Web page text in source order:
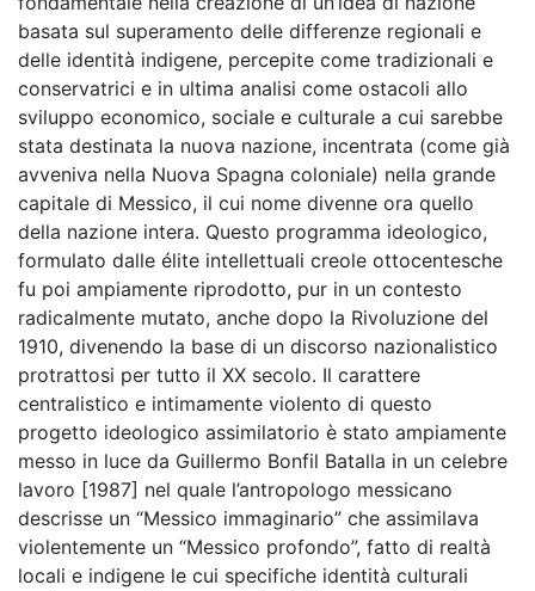
basata sul superamento delle differenze regionali e
delle identità indigene, percepite come tradizionali e
conservatrici e in ultima analisi come ostacoli allo
sviluppo economico, sociale e culturale a cui sarebbe
stata destinata la nuova nazione, incentrata (come già
avveniva nella Nuova Spagna coloniale) nella grande
capitale di Messico, il cui nome divenne ora quello
della nazione intera. Questo programma ideologico,
formulato dalle élite intellettuali creole ottocentesche
fu poi ampiamente riprodotto, pur in un contesto
radicalmente mutato, anche dopo la Rivoluzione del
1910, divenendo la base di un discorso nazionalistico
protrattosi per tutto il XX secolo. Il carattere
centralistico e intimamente violento di questo
progetto ideologico assimilatorio è stato ampiamente
messo in luce da Guillermo Bonfil Batalla in un celebre
lavoro [1987] nel quale l’antropologo messicano
descrisse un “Messico immaginario” che assimilava
violentemente un “Messico profondo”, fatto di realtà
locali e indigene le cui specifiche identità culturali